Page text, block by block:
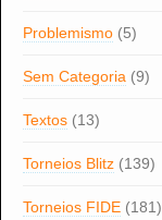
Problemismo(5)
Sem Categoria(9)
Textos(13)
Torneios Blitz(139)
Torneios FIDE(181)